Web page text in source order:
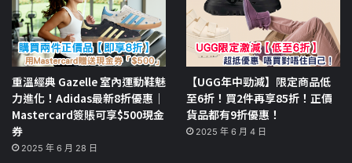
重溫經典 Gazelle 室內運動鞋魅
力進化！Adidas最新8折優惠｜
Mastercard簽賬可享$500現金
券
2025 年 6 月 28 日
【UGG年中勁減】限定商品低
至6折！買2件再享85折！正價
貨品都有9折優惠！
2025 年 6 月 4 日